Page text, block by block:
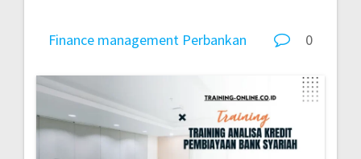
Finance management Perbankan 0